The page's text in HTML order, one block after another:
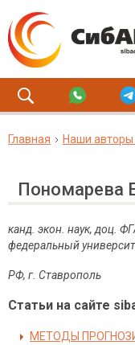
Главная Наши авторы
Пономарева
канд. экон. наук, доц.
федеральный
РФ, г. Ставрополь
Статьи на сайте
МЕТОДЫ